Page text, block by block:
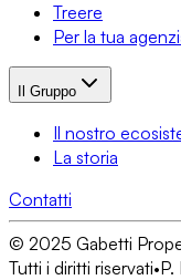
Treere
Per la tua
Il Gruppo
Il nostro
La storia
Contatti
© 2025 Gabetti
Tutti i diritti riservati•